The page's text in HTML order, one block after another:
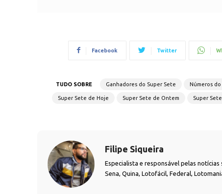
Facebook Twitter
TUDO SOBRE Ganhadores do Super Sete Números
Super Sete de Hoje Super Sete de Ontem Super
Filipe Siqueira
Especialista e responsável pelas
Sena, Quina, Lotofácil, Federal,